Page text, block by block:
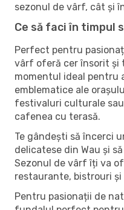
sezonul de vârf, cât și
Ce să faci în timpul
Perfect pentru
vârf oferă cer însorit și
momentul ideal pentru
emblematice ale
festivaluri culturale
cafenea cu terasă.
Te gândești să încerci
delicatese din Wau și
Sezonul de vârf îți va
restaurante, bistrouri și
Pentru pasionații de